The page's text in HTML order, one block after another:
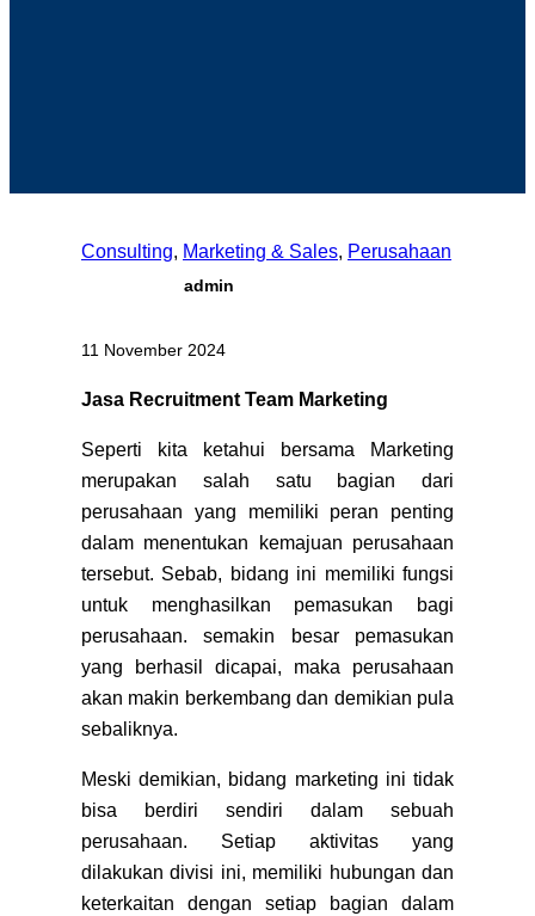
Consulting, Marketing & Sales, Perusahaan
admin
11 November 2024
Jasa Recruitment Team Marketing
Seperti kita ketahui bersama Marketing
merupakan salah satu bagian dari
perusahaan yang memiliki peran penting
dalam menentukan kemajuan perusahaan
tersebut. Sebab, bidang ini memiliki fungsi
untuk menghasilkan pemasukan bagi
perusahaan. semakin besar pemasukan
yang berhasil dicapai, maka perusahaan
akan makin berkembang dan demikian pula
sebaliknya.
Meski demikian, bidang marketing ini tidak
bisa berdiri sendiri dalam sebuah
perusahaan. Setiap aktivitas yang
dilakukan divisi ini, memiliki hubungan dan
keterkaitan dengan setiap bagian dalam